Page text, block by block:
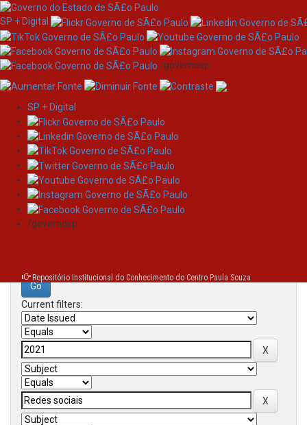
Skip
navigation
SP + Digital
/governosp
SP + Digital
/governosp
Repositório Institucional do Conhecimento do Centro Paula Souza
Search
Search:
Current filters: